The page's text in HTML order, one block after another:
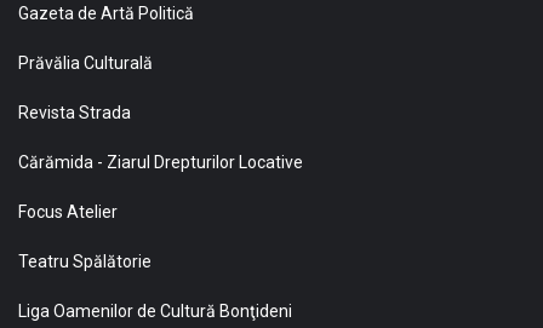
Gazeta de Artă Politică
Prăvălia Culturală
Revista Strada
Cărămida - Ziarul Drepturilor Locative
Focus Atelier
Teatru Spălătorie
Liga Oamenilor de Cultură Bonţideni